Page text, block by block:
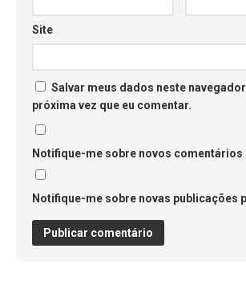
Site
Salvar meus dados neste
próxima vez que eu comentar.
Notifique-me sobre novos comentários
Notifique-me sobre novas publicações